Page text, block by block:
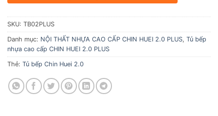
SKU: TB02PLUS
Danh mục: NỘI THẤT NHỰA CAO CẤP CHIN HUEI 2.0 PLUS, Tủ bếp
nhựa cao cấp CHIN HUEI 2.0 PLUS
Thẻ: Tủ bếp Chin Huei 2.0